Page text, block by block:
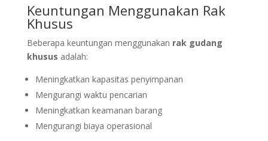
Keuntungan Menggunakan Rak
Khusus
Beberapa keuntungan menggunakan rak gudang
khusus adalah:
Meningkatkan kapasitas penyimpanan
Mengurangi waktu pencarian
Meningkatkan keamanan barang
Mengurangi biaya operasional